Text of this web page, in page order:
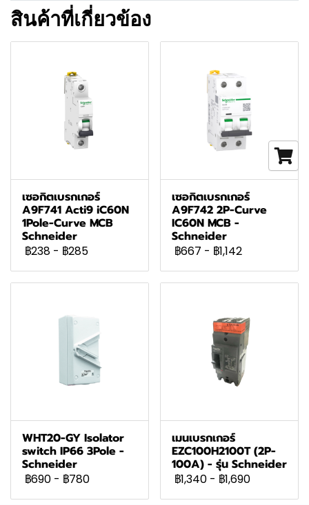
สินค้าที่เกี่ยวข้อง
เซอกิตเบรกเกอร์
A9F741 Acti9 iC60N
1Pole-Curve MCB
Schneider
฿238 - ฿285
เซอกิตเบรกเกอร์
A9F742 2P-Curve
IC60N MCB -
Schneider
฿667 - ฿1,142
WHT20-GY Isolator
switch IP66 3Pole -
Schneider
฿690 - ฿780
เมนเบรกเกอร์
EZC100H2100T (2P-
100A) - รุ่น Schneider
฿1,340 - ฿1,690